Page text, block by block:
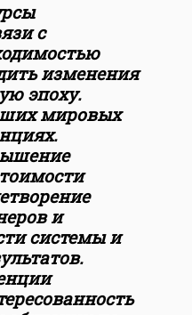
с
изменения
эпоху.
мировых
и
системы и